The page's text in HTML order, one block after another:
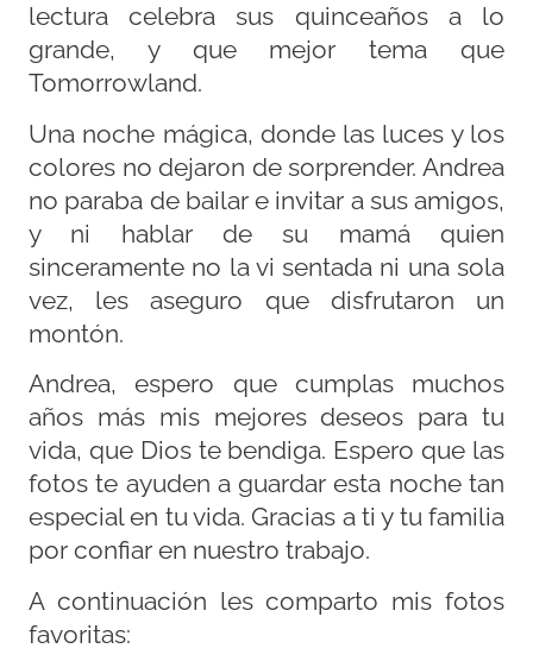
lectura celebra sus quinceaños a lo
grande, y que mejor tema que
Tomorrowland.
Una noche mágica, donde las luces y los
colores no dejaron de sorprender. Andrea
no paraba de bailar e invitar a sus amigos,
y ni hablar de su mamá quien
sinceramente no la vi sentada ni una sola
vez, les aseguro que disfrutaron un
montón.
Andrea, espero que cumplas muchos
años más mis mejores deseos para tu
vida, que Dios te bendiga. Espero que las
fotos te ayuden a guardar esta noche tan
especial en tu vida. Gracias a ti y tu familia
por confiar en nuestro trabajo.
A continuación les comparto mis fotos
favoritas: